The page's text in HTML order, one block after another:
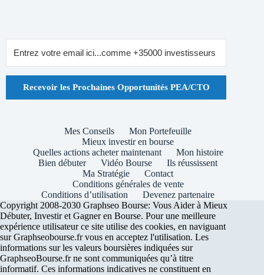
Recevoir les Prochaines Opportunités PEA/CTO
Mes Conseils
Mon Portefeuille
Mieux investir en bourse
Quelles actions acheter maintenant
Mon histoire
Bien débuter
Vidéo Bourse
Ils réussissent
Ma Stratégie
Contact
Conditions générales de vente
Conditions d’utilisation
Devenez partenaire
Copyright 2008-2030 Graphseo Bourse: Vous Aider à Mieux
Débuter, Investir et Gagner en Bourse. Pour une meilleure
expérience utilisateur ce site utilise des cookies, en naviguant
sur Graphseobourse.fr vous en acceptez l'utilisation. Les
informations sur les valeurs boursières indiquées sur
GraphseoBourse.fr ne sont communiquées qu’à titre
informatif. Ces informations indicatives ne constituent en